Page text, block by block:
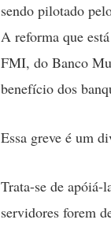
sendo pilotado
A reforma que
FMI, do Banco
benefício dos
Essa greve é um
Trata-se de
servidores forem